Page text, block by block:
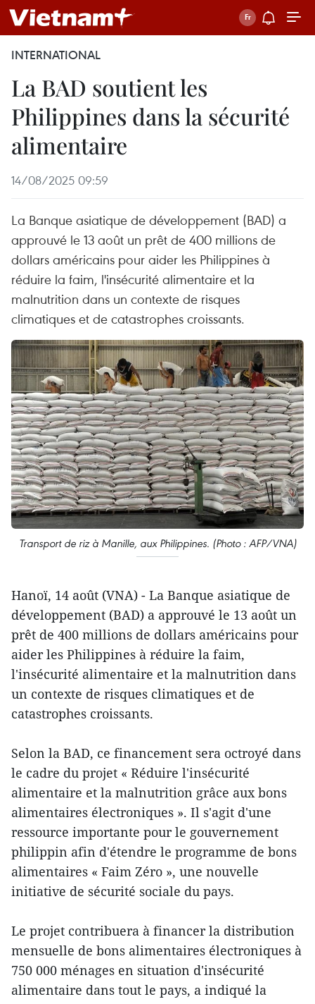
INTERNATIONAL
La BAD soutient les
Philippines dans la sécurité
alimentaire
14/08/2025 09:59
La Banque asiatique de développement (BAD) a
approuvé le 13 août un prêt de 400 millions de
dollars américains pour aider les Philippines à
réduire la faim, l'insécurité alimentaire et la
malnutrition dans un contexte de risques
climatiques et de catastrophes croissants.
Transport de riz à Manille, aux Philippines. (Photo : AFP/VNA)
Hanoï, 14 août (VNA) - La Banque asiatique de
développement (BAD) a approuvé le 13 août un
prêt de 400 millions de dollars américains pour
aider les Philippines à réduire la faim,
l'insécurité alimentaire et la malnutrition dans
un contexte de risques climatiques et de
catastrophes croissants.
Selon la BAD, ce financement sera octroyé dans
le cadre du projet « Réduire l'insécurité
alimentaire et la malnutrition grâce aux bons
alimentaires électroniques ». Il s'agit d'une
ressource importante pour le gouvernement
philippin afin d'étendre le programme de bons
alimentaires « Faim Zéro », une nouvelle
initiative de sécurité sociale du pays.
Le projet contribuera à financer la distribution
mensuelle de bons alimentaires électroniques à
750 000 ménages en situation d'insécurité
alimentaire dans tout le pays, a indiqué la